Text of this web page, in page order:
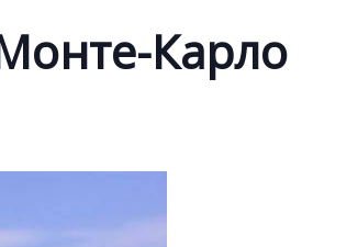
Карло